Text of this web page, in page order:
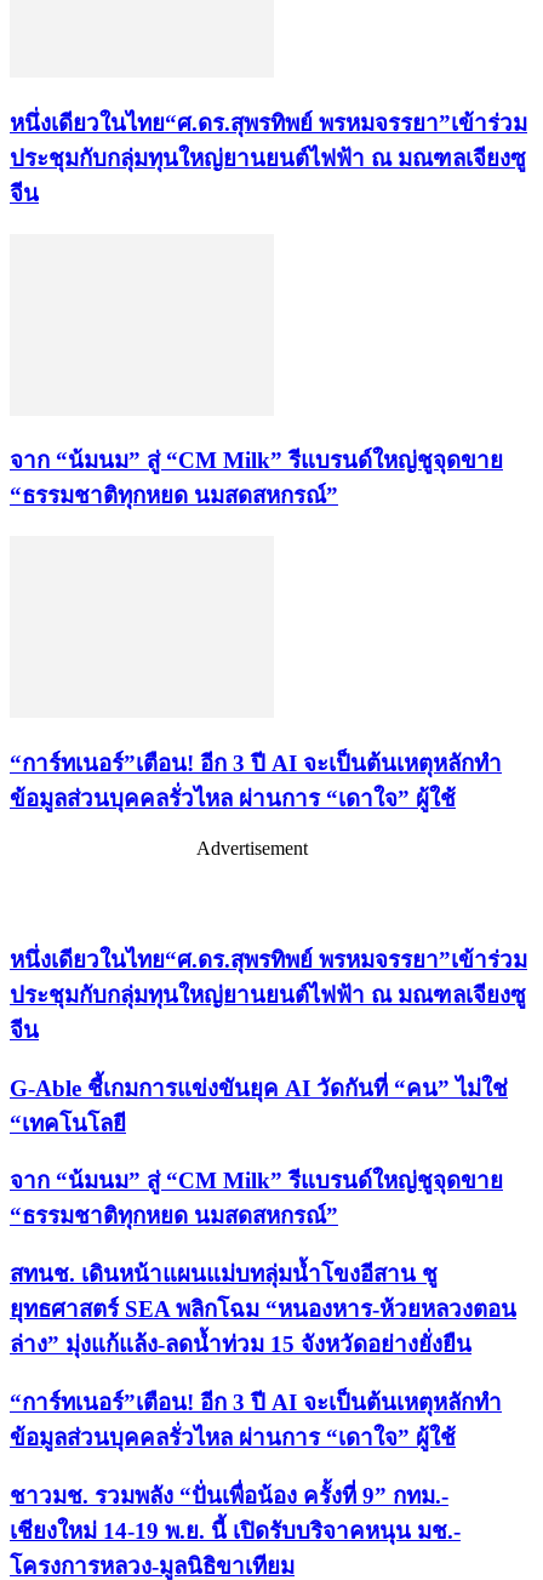
หนึ่งเดียวในไทย“ศ.ดร.สุพรทิพย์ พรหมจรรยา”เข้าร่วม
ประชุมกับกลุ่มทุนใหญ่ยานยนต์ไฟฟ้า ณ มณฑลเจียงซู
จีน
จาก “น้มนม” สู่ “CM Milk” รีแบรนด์ใหญ่ชูจุดขาย
“ธรรมชาติทุกหยด นมสดสหกรณ์”
“การ์ทเนอร์”เตือน! อีก 3 ปี AI จะเป็นต้นเหตุหลักทำ
ข้อมูลส่วนบุคคลรั่วไหล ผ่านการ “เดาใจ” ผู้ใช้
Advertisement
หนึ่งเดียวในไทย“ศ.ดร.สุพรทิพย์ พรหมจรรยา”เข้าร่วม
ประชุมกับกลุ่มทุนใหญ่ยานยนต์ไฟฟ้า ณ มณฑลเจียงซู
จีน
G-Able ชี้เกมการแข่งขันยุค AI วัดกันที่ “คน” ไม่ใช่
“เทคโนโลยี
จาก “น้มนม” สู่ “CM Milk” รีแบรนด์ใหญ่ชูจุดขาย
“ธรรมชาติทุกหยด นมสดสหกรณ์”
สทนช. เดินหน้าแผนแม่บทลุ่มน้ำโขงอีสาน ชู
ยุทธศาสตร์ SEA พลิกโฉม “หนองหาร-ห้วยหลวงตอน
ล่าง” มุ่งแก้แล้ง-ลดน้ำท่วม 15 จังหวัดอย่างยั่งยืน
“การ์ทเนอร์”เตือน! อีก 3 ปี AI จะเป็นต้นเหตุหลักทำ
ข้อมูลส่วนบุคคลรั่วไหล ผ่านการ “เดาใจ” ผู้ใช้
ชาวมช. รวมพลัง “ปั่นเพื่อน้อง ครั้งที่ 9” กทม.-
เชียงใหม่ 14-19 พ.ย. นี้ เปิดรับบริจาคหนุน มช.-
โครงการหลวง-มูลนิธิขาเทียม